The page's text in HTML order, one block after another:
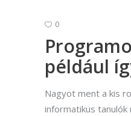
0
például
Nagyot ment a kis
informatikus